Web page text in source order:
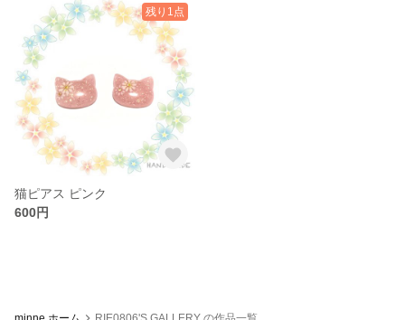
残り1点
猫ピアス ピンク
600円